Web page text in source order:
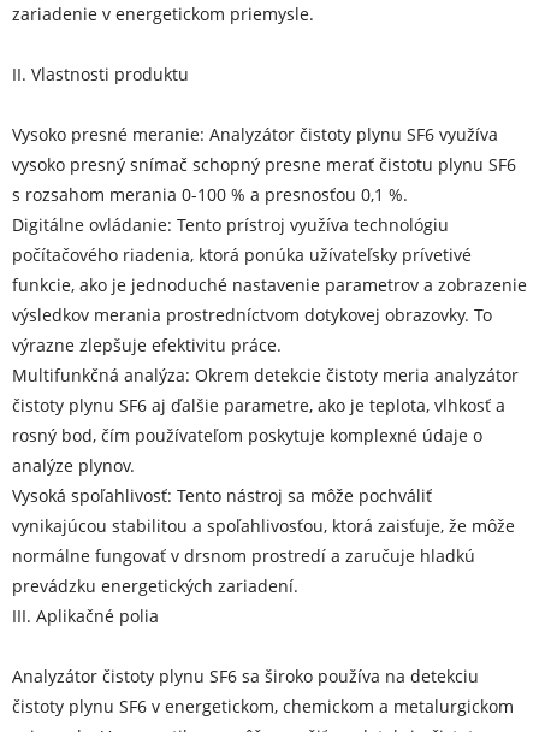
zariadenie v energetickom priemysle.
II. Vlastnosti produktu
Vysoko presné meranie: Analyzátor čistoty plynu SF6 využíva
vysoko presný snímač schopný presne merať čistotu plynu SF6
s rozsahom merania 0-100 % a presnosťou 0,1 %.
Digitálne ovládanie: Tento prístroj využíva technológiu
počítačového riadenia, ktorá ponúka užívateľsky prívetivé
funkcie, ako je jednoduché nastavenie parametrov a zobrazenie
výsledkov merania prostredníctvom dotykovej obrazovky. To
výrazne zlepšuje efektivitu práce.
Multifunkčná analýza: Okrem detekcie čistoty meria analyzátor
čistoty plynu SF6 aj ďalšie parametre, ako je teplota, vlhkosť a
rosný bod, čím používateľom poskytuje komplexné údaje o
analýze plynov.
Vysoká spoľahlivosť: Tento nástroj sa môže pochváliť
vynikajúcou stabilitou a spoľahlivosťou, ktorá zaisťuje, že môže
normálne fungovať v drsnom prostredí a zaručuje hladkú
prevádzku energetických zariadení.
III. Aplikačné polia
Analyzátor čistoty plynu SF6 sa široko používa na detekciu
čistoty plynu SF6 v energetickom, chemickom a metalurgickom